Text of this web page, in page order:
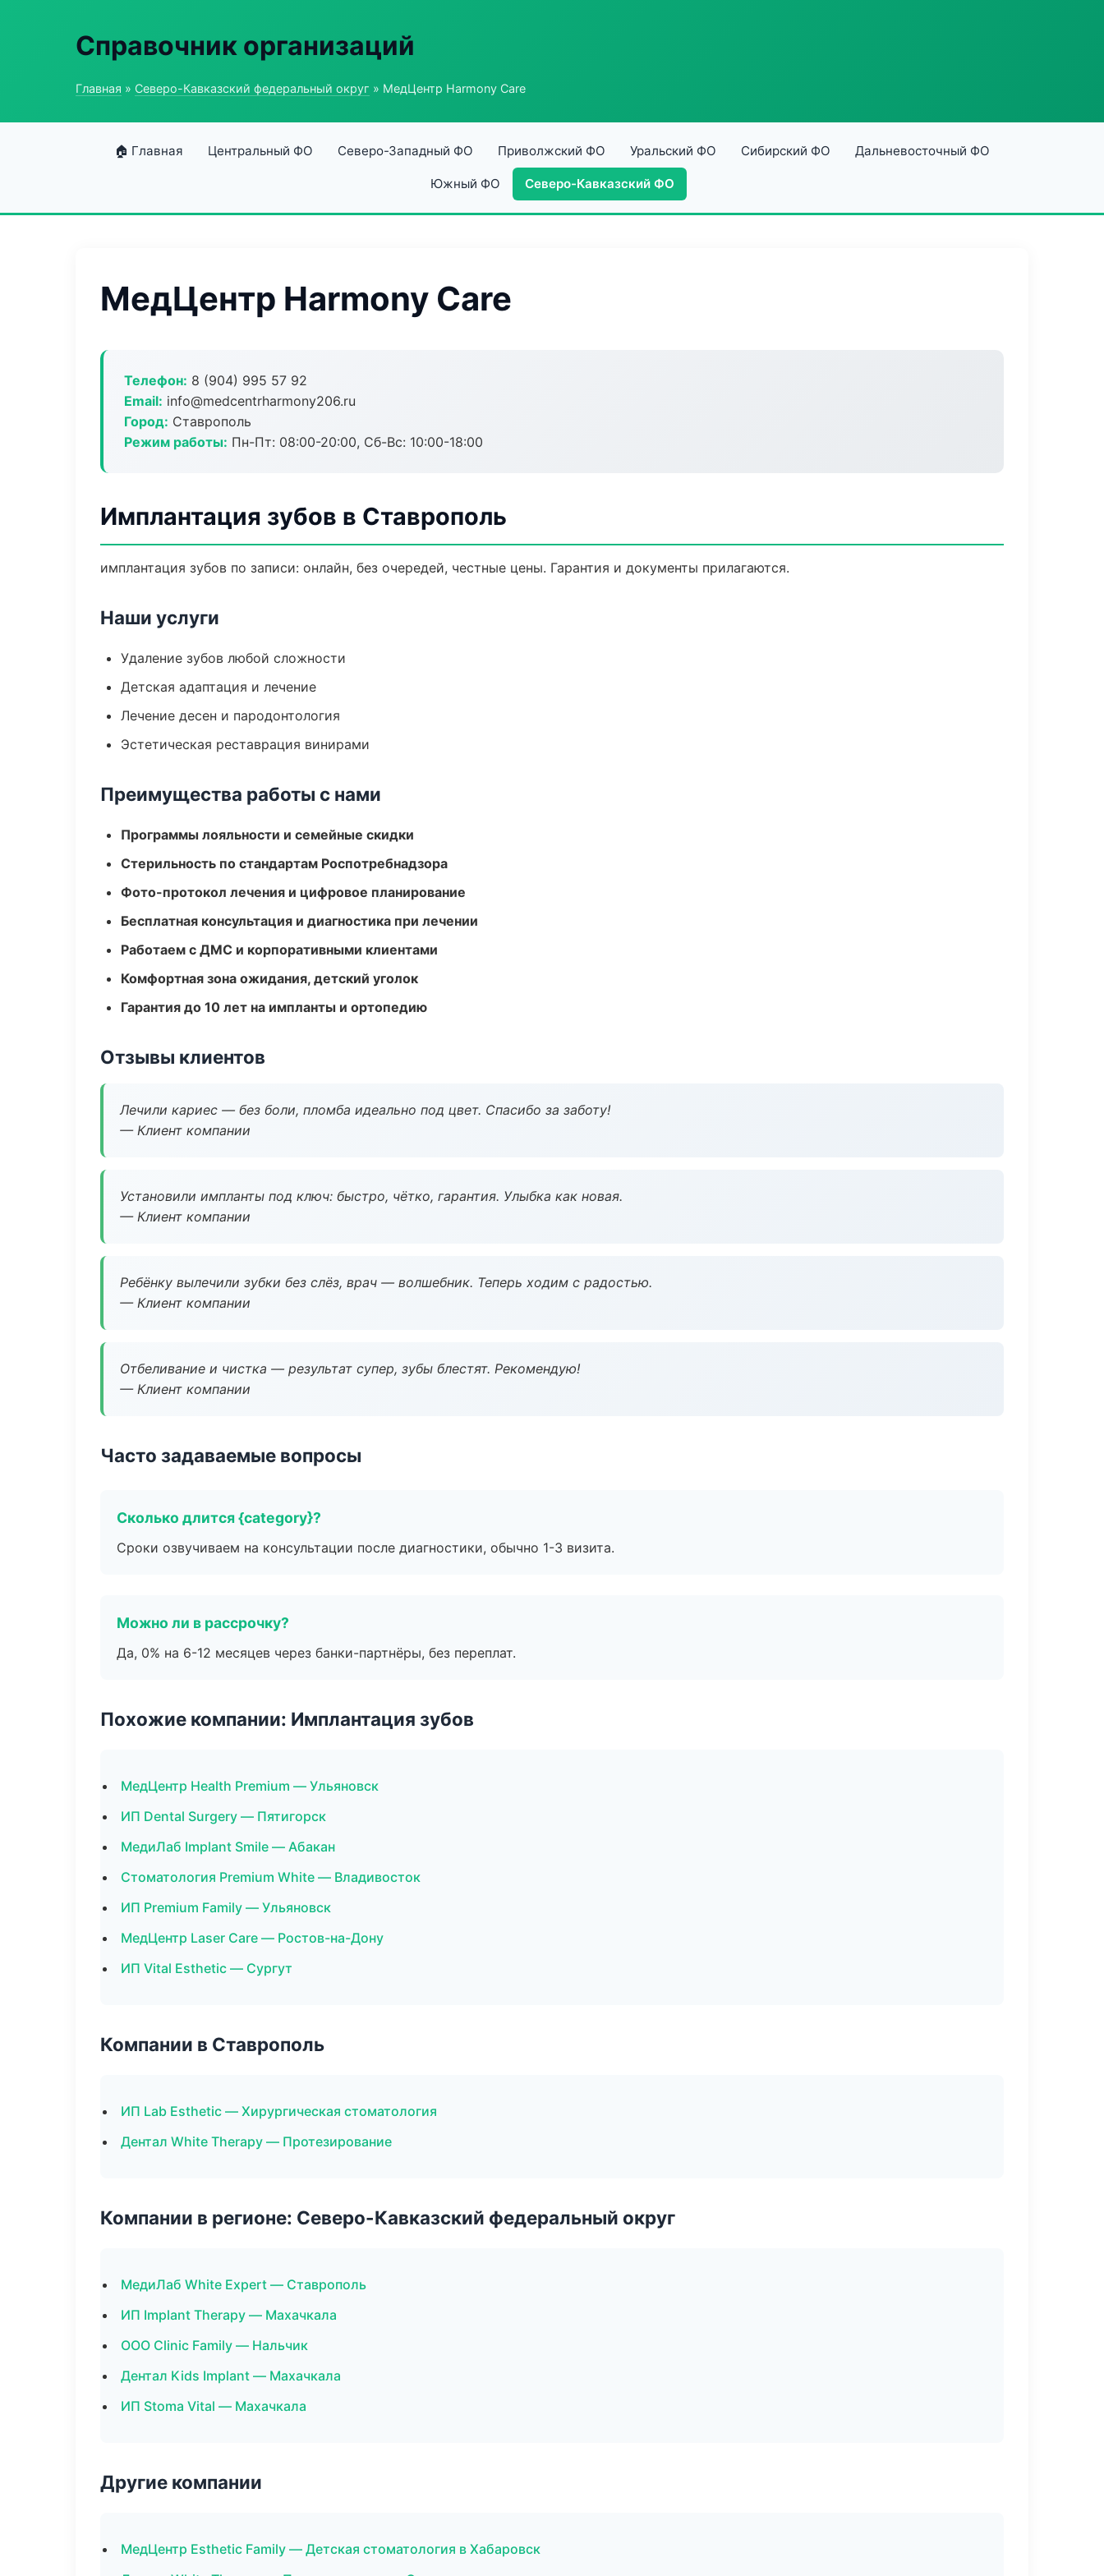
Справочник организаций
Главная » Северо-Кавказский федеральный округ » МедЦентр Harmony Care
🏠 Главная Центральный ФО Северо-Западный ФО Приволжский ФО Уральский ФО Сибирский ФО Дальневосточный ФО
Южный ФО Северо-Кавказский ФО
МедЦентр Harmony Care
Телефон: 8 (904) 995 57 92
Email: info@medcentrharmony206.ru
Город: Ставрополь
Режим работы: Пн-Пт: 08:00-20:00, Сб-Вс: 10:00-18:00
Имплантация зубов в Ставрополь
имплантация зубов по записи: онлайн, без очередей, честные цены. Гарантия и документы прилагаются.
Наши услуги
Удаление зубов любой сложности
Детская адаптация и лечение
Лечение десен и пародонтология
Эстетическая реставрация винирами
Преимущества работы с нами
Программы лояльности и семейные скидки
Стерильность по стандартам Роспотребнадзора
Фото-протокол лечения и цифровое планирование
Бесплатная консультация и диагностика при лечении
Работаем с ДМС и корпоративными клиентами
Комфортная зона ожидания, детский уголок
Гарантия до 10 лет на импланты и ортопедию
Отзывы клиентов
Лечили кариес — без боли, пломба идеально под цвет. Спасибо за заботу!
— Клиент компании
Установили импланты под ключ: быстро, чётко, гарантия. Улыбка как новая.
— Клиент компании
Ребёнку вылечили зубки без слёз, врач — волшебник. Теперь ходим с радостью.
— Клиент компании
Отбеливание и чистка — результат супер, зубы блестят. Рекомендую!
— Клиент компании
Часто задаваемые вопросы
Сколько длится {category}?
Сроки озвучиваем на консультации после диагностики, обычно 1-3 визита.
Можно ли в рассрочку?
Да, 0% на 6-12 месяцев через банки-партнёры, без переплат.
Похожие компании: Имплантация зубов
МедЦентр Health Premium — Ульяновск
ИП Dental Surgery — Пятигорск
МедиЛаб Implant Smile — Абакан
Стоматология Premium White — Владивосток
ИП Premium Family — Ульяновск
МедЦентр Laser Care — Ростов-на-Дону
ИП Vital Esthetic — Сургут
Компании в Ставрополь
ИП Lab Esthetic — Хирургическая стоматология
Дентал White Therapy — Протезирование
Компании в регионе: Северо-Кавказский федеральный округ
МедиЛаб White Expert — Ставрополь
ИП Implant Therapy — Махачкала
ООО Clinic Family — Нальчик
Дентал Kids Implant — Махачкала
ИП Stoma Vital — Махачкала
Другие компании
МедЦентр Esthetic Family — Детская стоматология в Хабаровск